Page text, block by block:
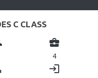
C CLASS
business_center
4
login